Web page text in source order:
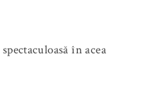
în acea